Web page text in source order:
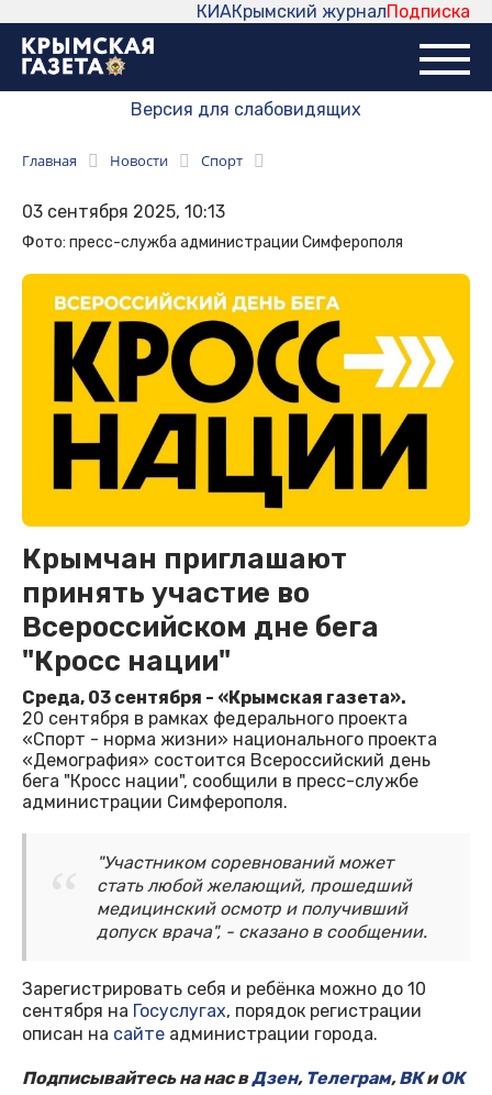
Подписка
Крымский журнал
КИА
Версия для слабовидящих
Главная Новости Спорт
03 сентября 2025, 10:13
Фото: пресс-служба администрации Симферополя
Крымчан приглашают
принять участие во
Всероссийском дне бега
"Кросс нации"
Среда, 03 сентября - «Крымская газета».
20 сентября в рамках федерального проекта
«Спорт - норма жизни» национального проекта
«Демография» состоится Всероссийский день
бега "Кросс нации", сообщили в пресс-службе
администрации Симферополя.
"Участником соревнований может
стать любой желающий, прошедший
медицинский осмотр и получивший
допуск врача", - сказано в сообщении.
Зарегистрировать себя и ребёнка можно до 10
сентября на Госуслугах, порядок регистрации
описан на сайте администрации города.
Подписывайтесь на нас вДзен, Телеграм,ВКиОК